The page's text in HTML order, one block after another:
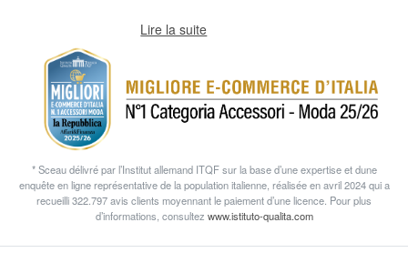
Lire la suite
* Sceau délivré par l’Institut allemand ITQF sur la base d’une expertise et dune
enquête en ligne représentative de la population italienne, réalisée en avril 2024 qui a
recueilli 322.797 avis clients moyennant le paiement d’une licence. Pour plus
d’informations, consultez www.istituto-qualita.com